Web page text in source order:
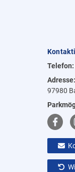
Telefon:
Adresse:
97980